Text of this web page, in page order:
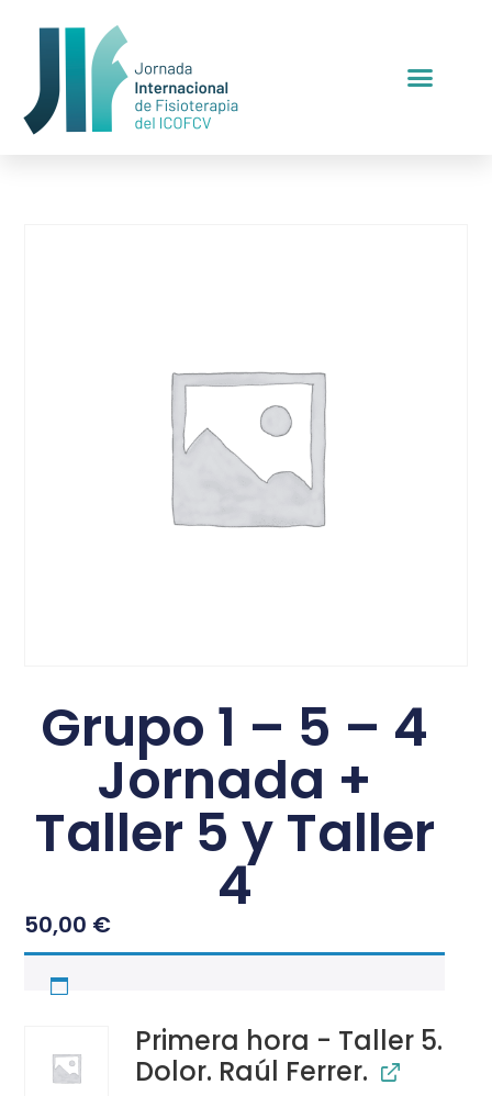
Grupo 1 – 5 – 4
Jornada +
Taller 5 y Taller
4
50,00 €
Primera hora - Taller 5.
Dolor. Raúl Ferrer.